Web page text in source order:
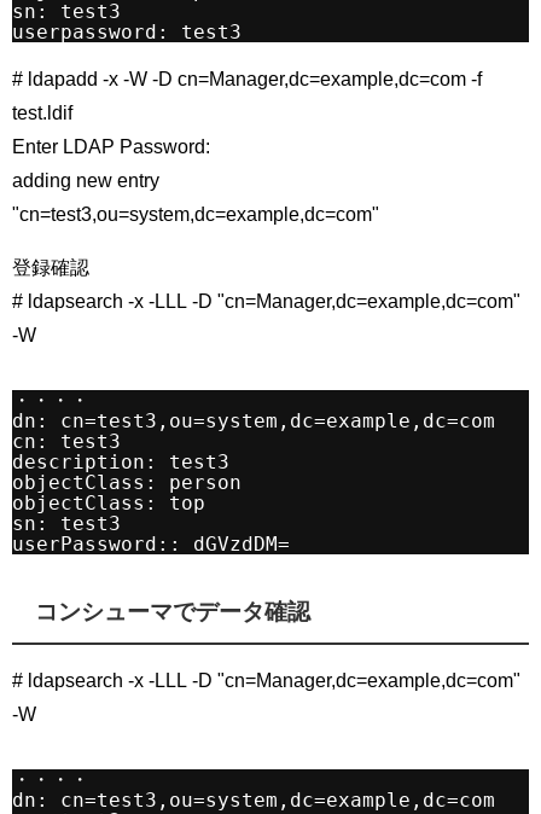
sn: test3
userpassword: test3
# ldapadd -x -W -D cn=Manager,dc=example,dc=com -f
test.ldif
Enter LDAP Password:
adding new entry
"cn=test3,ou=system,dc=example,dc=com"
登録確認
# ldapsearch -x -LLL -D "cn=Manager,dc=example,dc=com"
-W
・・・・
dn: cn=test3,ou=system,dc=example,dc=com
cn: test3
description: test3
objectClass: person
objectClass: top
sn: test3
userPassword:: dGVzdDM=
コンシューマでデータ確認
# ldapsearch -x -LLL -D "cn=Manager,dc=example,dc=com"
-W
・・・・
dn: cn=test3,ou=system,dc=example,dc=com